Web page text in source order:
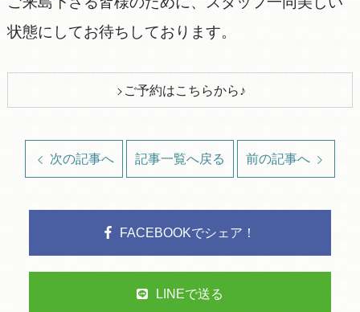
状態にしてお待ちしております。
ご予約はこちらから♪
次の記事へ 記事一覧へ戻る 前の記事へ
FACEBOOKでシェア！
LINEで送る